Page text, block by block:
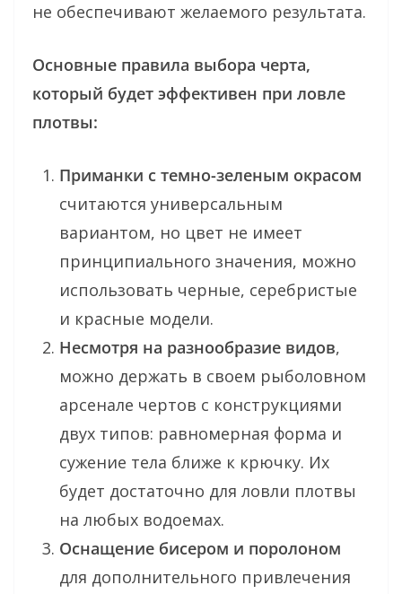
не обеспечивают желаемого результата.
Основные правила выбора черта,
который будет эффективен при ловле
плотвы:
Приманки с темно-зеленым окрасом
считаются универсальным
вариантом, но цвет не имеет
принципиального значения, можно
использовать черные, серебристые
и красные модели.
Несмотря на разнообразие видов,
можно держать в своем рыболовном
арсенале чертов с конструкциями
двух типов: равномерная форма и
сужение тела ближе к крючку. Их
будет достаточно для ловли плотвы
на любых водоемах.
Оснащение бисером и поролоном
для дополнительного привлечения